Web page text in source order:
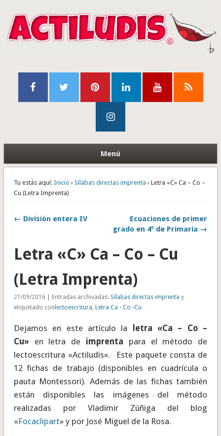
Menú
Tu estás aquí: Inicio › Sílabas directas imprenta › Letra «C» Ca – Co –
Cu (Letra Imprenta)
← División entera IV
Ecuaciones de primer
grado en 4º de Primaria →
Letra «C» Ca – Co – Cu
(Letra Imprenta)
21/09/2016 | Entradas archivadas: Sílabas directas imprenta y
etiquetado con lectoescritura, Letra Ca - Co -Cu
Dejamos en este artículo la letra «Ca – Co –
Cu» en letra de imprenta para el método de
lectoescritura «Actiludis». Este paquete consta de
12 fichas de trabajo (disponibles en cuadrícula o
pauta Montessori). Además de las fichas también
están disponibles las imágenes del método
realizadas por Vladimir Zúñiga del blog
«Focaclipart» y por José Miguel de la Rosa.